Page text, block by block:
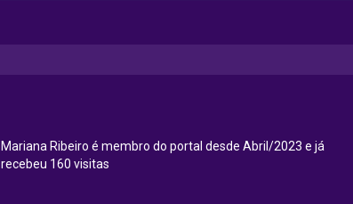
Mariana Ribeiro é membro do portal desde Abril/2023 e já
recebeu 160 visitas